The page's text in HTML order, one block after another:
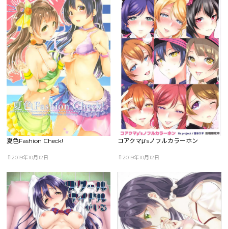
夏色Fashion Check!
2019年10月12日
コアクマμ’sノフルカラーホン
2019年10月12日